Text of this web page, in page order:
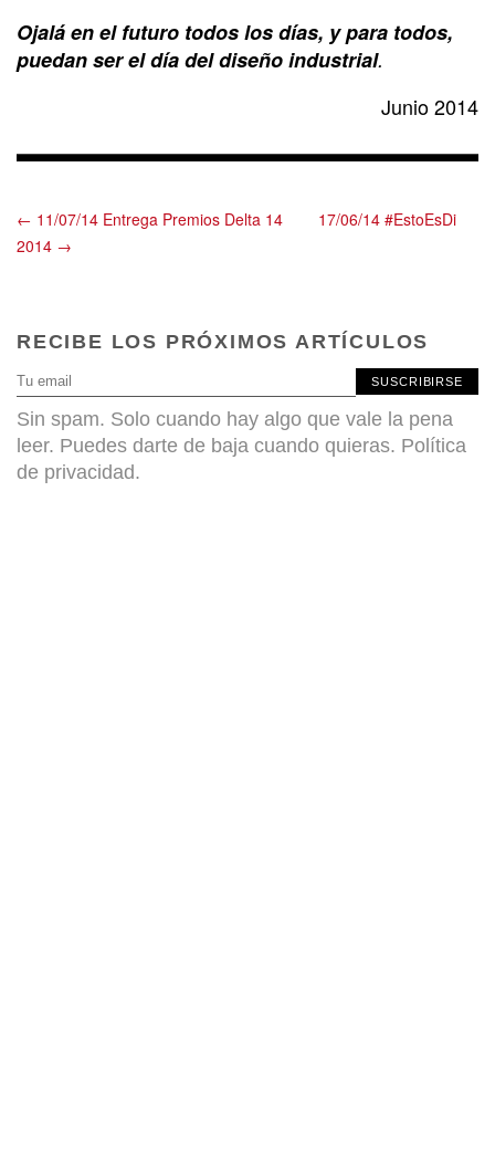
Ojalá en el futuro todos los días, y para todos,
puedan ser el día del diseño industrial.
Junio 2014
← 11/07/14 Entrega Premios Delta 14
17/06/14 #EstoEsDi
2014 →
RECIBE LOS PRÓXIMOS ARTÍCULOS
SUSCRIBIRSE
Sin spam. Solo cuando hay algo que vale la pena
leer. Puedes darte de baja cuando quieras. Política
de privacidad.